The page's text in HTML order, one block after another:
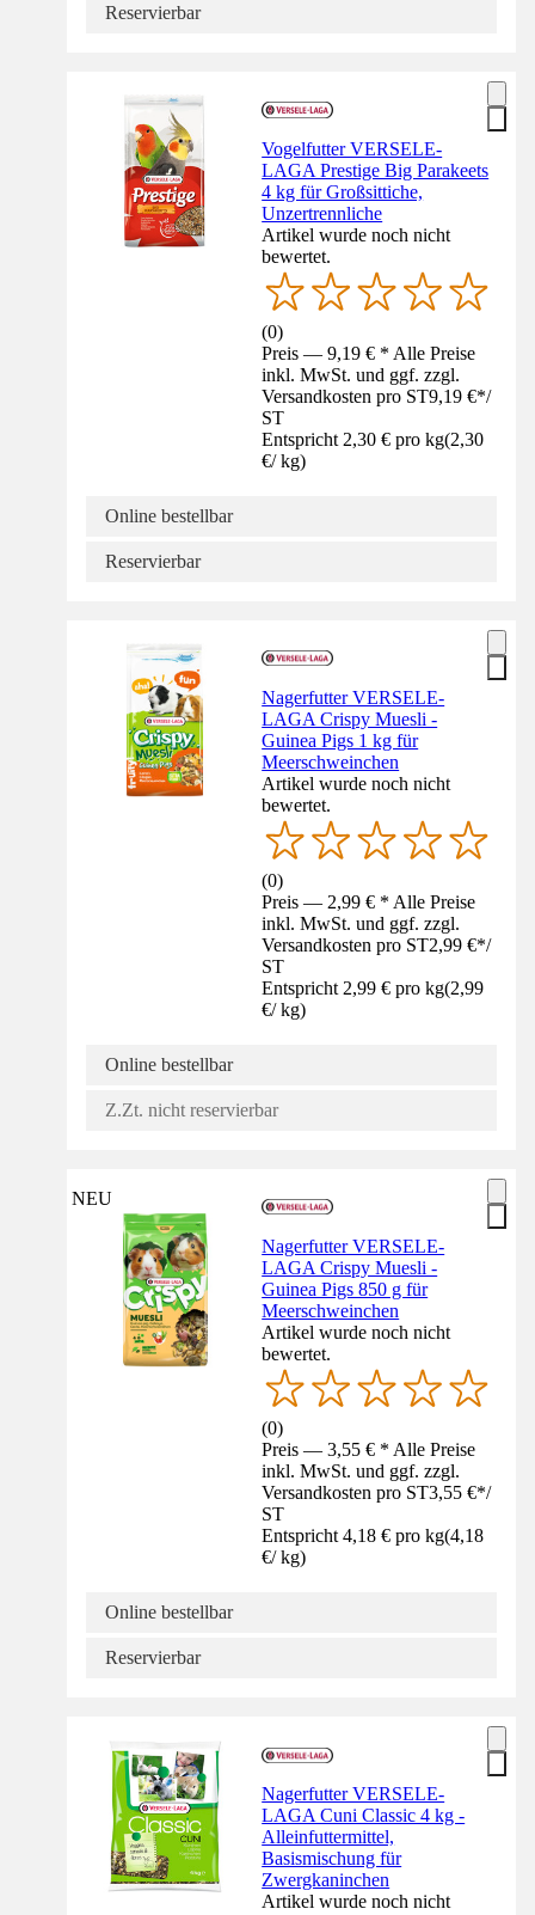
Reservierbar
Vogelfutter VERSELE-
LAGA Prestige Big Parakeets
4 kg für Großsittiche,
Unzertrennliche
Artikel wurde noch nicht
bewertet.
(0)
Preis — 9,19 € * Alle Preise
inkl. MwSt. und ggf. zzgl.
Versandkosten pro ST9,19 €*/
ST
Entspricht 2,30 € pro kg(2,30
€/ kg)
Online bestellbar
Reservierbar
Nagerfutter VERSELE-
LAGA Crispy Muesli -
Guinea Pigs 1 kg für
Meerschweinchen
Artikel wurde noch nicht
bewertet.
(0)
Preis — 2,99 € * Alle Preise
inkl. MwSt. und ggf. zzgl.
Versandkosten pro ST2,99 €*/
ST
Entspricht 2,99 € pro kg(2,99
€/ kg)
Online bestellbar
Z.Zt. nicht reservierbar
NEU
Nagerfutter VERSELE-
LAGA Crispy Muesli -
Guinea Pigs 850 g für
Meerschweinchen
Artikel wurde noch nicht
bewertet.
(0)
Preis — 3,55 € * Alle Preise
inkl. MwSt. und ggf. zzgl.
Versandkosten pro ST3,55 €*/
ST
Entspricht 4,18 € pro kg(4,18
€/ kg)
Online bestellbar
Reservierbar
Nagerfutter VERSELE-
LAGA Cuni Classic 4 kg -
Alleinfuttermittel,
Basismischung für
Zwergkaninchen
Artikel wurde noch nicht